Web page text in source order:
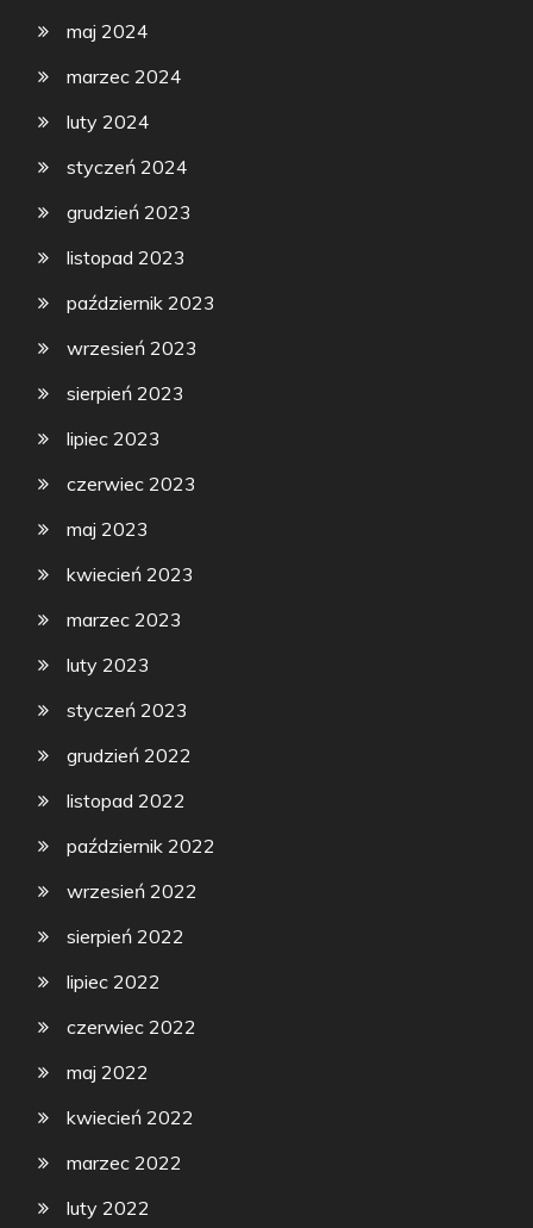
maj 2024
marzec 2024
luty 2024
styczeń 2024
grudzień 2023
listopad 2023
październik 2023
wrzesień 2023
sierpień 2023
lipiec 2023
czerwiec 2023
maj 2023
kwiecień 2023
marzec 2023
luty 2023
styczeń 2023
grudzień 2022
listopad 2022
październik 2022
wrzesień 2022
sierpień 2022
lipiec 2022
czerwiec 2022
maj 2022
kwiecień 2022
marzec 2022
luty 2022